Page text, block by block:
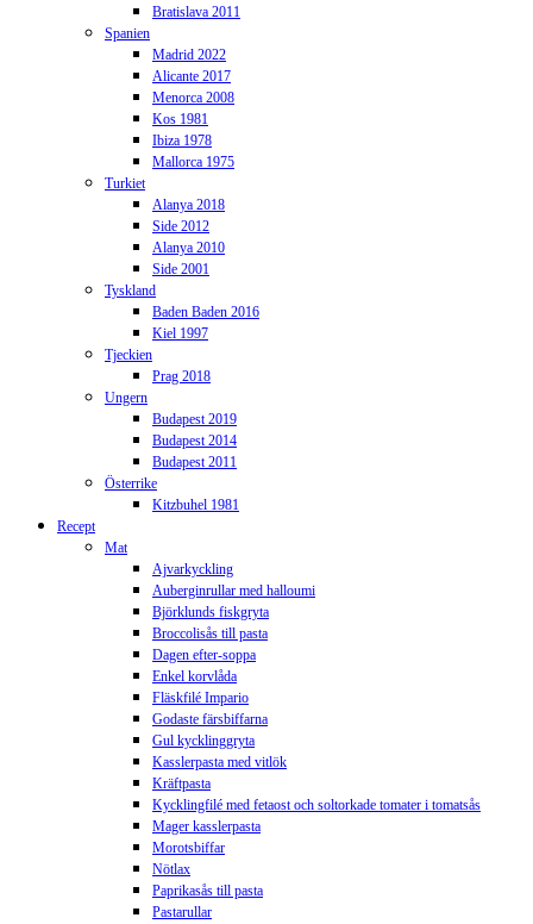
Bratislava 2011
Spanien
Madrid 2022
Alicante 2017
Menorca 2008
Kos 1981
Ibiza 1978
Mallorca 1975
Turkiet
Alanya 2018
Side 2012
Alanya 2010
Side 2001
Tyskland
Baden Baden 2016
Kiel 1997
Tjeckien
Prag 2018
Ungern
Budapest 2019
Budapest 2014
Budapest 2011
Österrike
Kitzbuhel 1981
Recept
Mat
Ajvarkyckling
Auberginrullar med halloumi
Björklunds fiskgryta
Broccolisås till pasta
Dagen efter-soppa
Enkel korvlåda
Fläskfilé Impario
Godaste färsbiffarna
Gul kycklinggryta
Kasslerpasta med vitlök
Kräftpasta
Kycklingfilé med fetaost och soltorkade tomater i tomatsås
Mager kasslerpasta
Morotsbiffar
Nötlax
Paprikasås till pasta
Pastarullar